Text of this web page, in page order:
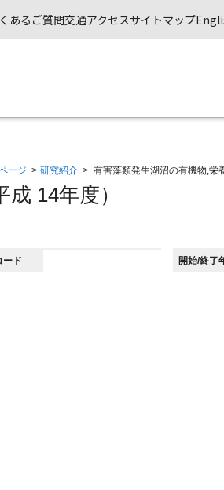
あるご質問交通アクセスサイトマップ
ージ > 研究紹介 > 有害藻類発生湖沼の有機物,栄
成 14年度）
ード 開始/終了